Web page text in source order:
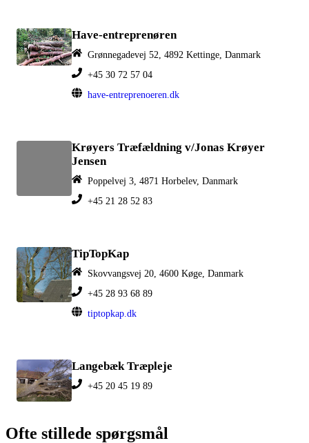
Have-entreprenøren
Grønnegadevej 52, 4892 Kettinge, Danmark
+45 30 72 57 04
have-entreprenoeren.dk
Krøyers Træfældning v/Jonas Krøyer
Jensen
Poppelvej 3, 4871 Horbelev, Danmark
+45 21 28 52 83
TipTopKap
Skovvangsvej 20, 4600 Køge, Danmark
+45 28 93 68 89
tiptopkap.dk
Langebæk Træpleje
+45 20 45 19 89
Ofte stillede spørgsmål